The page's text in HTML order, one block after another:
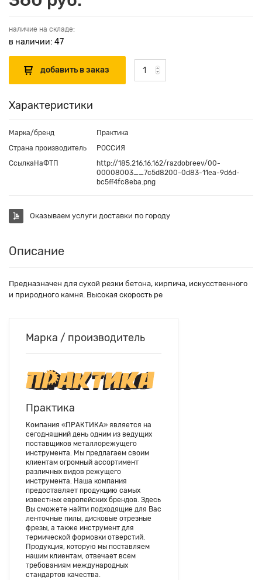
наличие на складе:
в наличии: 47
Характеристики
Марка/бренд
Практика
Страна производитель
РОССИЯ
СсылкаНаФТП
http://185.216.16.162/razdobreev/00-
00008003__7c5d8200-0d83-11ea-9d6d-
bc5ff4fc8eba.png
Оказываем услуги доставки по городу
Описание
Предназначен для сухой резки бетона, кирпича, искусственного
и природного камня. Высокая скорость ре
Марка / производитель
Практика
Компания «ПРАКТИКА» является на
сегодняшний день одним из ведущих
поставщиков металлорежущего
инструмента. Мы предлагаем своим
клиентам огромный ассортимент
различных видов режущего
инструмента. Наша компания
предоставляет продукцию самых
известных европейских брендов. Здесь
Вы сможете найти подходящие для Вас
ленточные пилы, дисковые отрезные
фрезы, а также инструмент для
термической формовки отверстий.
Продукция, которую мы поставляем
нашим клиентам, отвечает всем
требованиям международных
стандартов качества.